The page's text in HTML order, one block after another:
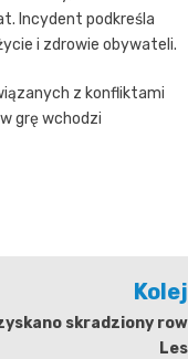
Incydent podkreśla
i zdrowie obywateli.
z konfliktami
grę wchodzi
skradziony